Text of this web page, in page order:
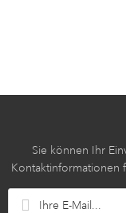
Sie können Ihr
Kontaktinformationen